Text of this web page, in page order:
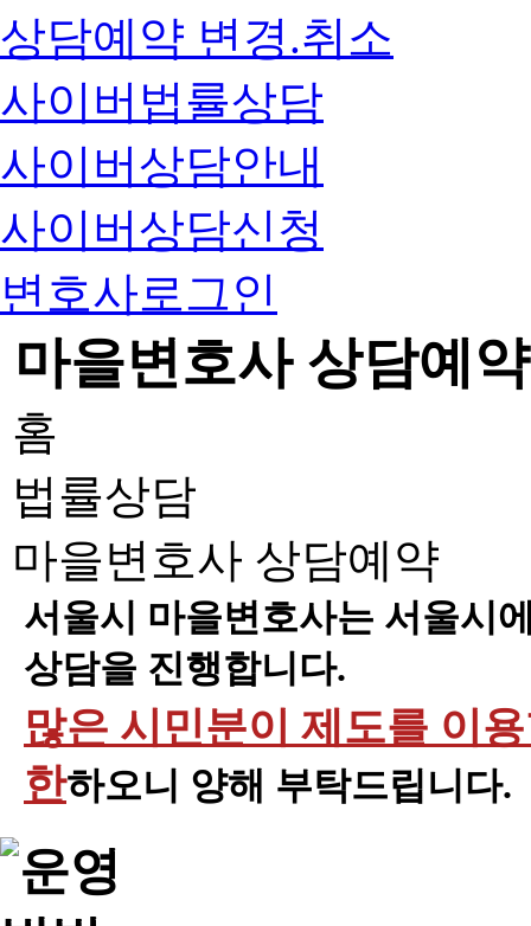
상담예약 변경.취소
사이버법률상담
사이버상담안내
사이버상담신청
변호사로그인
마을변호사 상담예약
홈
법률상담
마을변호사 상담예약
서울시 마을변호사는 서울시
상담을 진행합니다.
많은 시민분이 제도를 이
한하오니 양해 부탁드립니다.